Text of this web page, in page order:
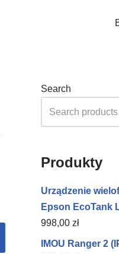
Search
Produkty
Urządzenie
Epson EcoTank
998,00 zł
IMOU Ranger 2